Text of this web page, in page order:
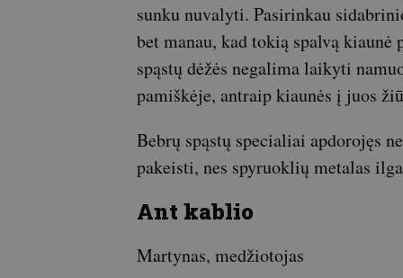
sunku nuvalyti. Pasirinkau
bet manau, kad tokią spalvą
spąstų dėžės negalima laikyti
pamiškėje, antraip kiaunės į juos
Bebrų spąstų specialiai apdorojęs
pakeisti, nes spyruoklių metalas
Ant kablio
Martynas, medžiotojas